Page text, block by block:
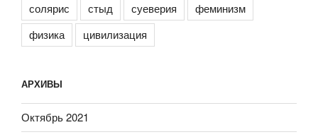
солярис
стыд суеверия
феминизм
физика
цивилизация
АРХИВЫ
Октябрь 2021